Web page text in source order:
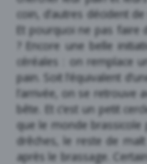
coin, d’autres décident
Et pourquoi ne pas faire
? Encore une belle
céréales : on remplace
pain. Soit l’équivalent
l’arrivée, on se retrouve
bête. Et c’est un petit
que le monde brassicole
drêches, le reste de
après le brassage.